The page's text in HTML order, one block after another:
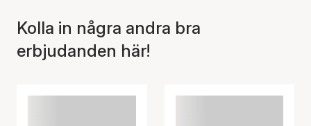
Kolla in några andra bra
erbjudanden här!